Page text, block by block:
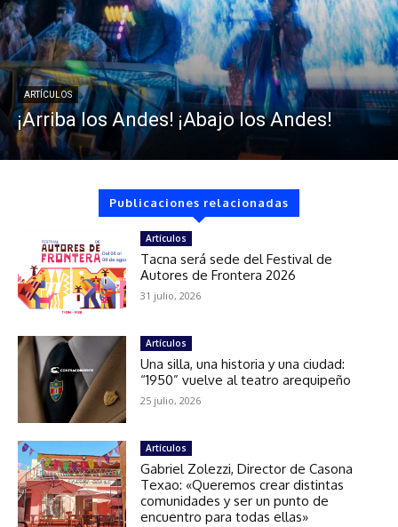
ARTÍCULOS
¡Arriba los Andes! ¡Abajo los Andes!
Publicaciones relacionadas
Artículos
Tacna será sede del Festival de
Autores de Frontera 2026
31 julio, 2026
Artículos
Una silla, una historia y una ciudad:
“1950” vuelve al teatro arequipeño
25 julio, 2026
Artículos
Gabriel Zolezzi, Director de Casona
Texao: «Queremos crear distintas
comunidades y ser un punto de
encuentro para todas ellas»